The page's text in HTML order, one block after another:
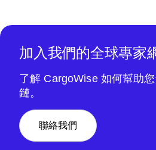
加入我們的全球專家
了解 CargoWise 如何幫助
鏈。
聯絡我們